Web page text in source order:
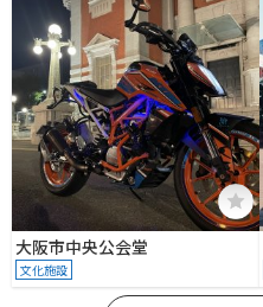
大阪市中央公会堂
文化施設